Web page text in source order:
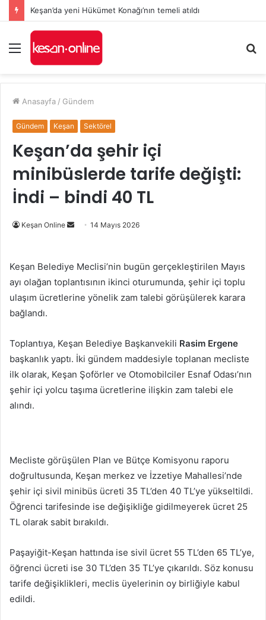
Keşan’da yeni Hükümet Konağı’nın temeli atıldı
Menü
...
Anasayfa / Gündem
Gündem Keşan Sektörel
Keşan’da şehir içi
minibüslerde tarife değişti:
İndi – bindi 40 TL
Keşan Online
Bir
göndermek
14 Mayıs 2026
Keşan Belediye Meclisi’nin bugün gerçekleştirilen Mayıs
ayı olağan toplantısının ikinci oturumunda, şehir içi toplu
ulaşım ücretlerine yönelik zam talebi görüşülerek karara
bağlandı.
Toplantıya, Keşan Belediye Başkanvekili Rasim Ergene
başkanlık yaptı. İki gündem maddesiyle toplanan mecliste
ilk olarak, Keşan Şoförler ve Otomobilciler Esnaf Odası’nın
şehir içi yolcu taşıma ücretlerine ilişkin zam talebi ele
alındı.
Mecliste görüşülen Plan ve Bütçe Komisyonu raporu
doğrultusunda, Keşan merkez ve İzzetiye Mahallesi’nde
şehir içi sivil minibüs ücreti 35 TL’den 40 TL’ye yükseltildi.
Öğrenci tarifesinde ise değişikliğe gidilmeyerek ücret 25
TL olarak sabit bırakıldı.
Paşayiğit-Keşan hattında ise sivil ücret 55 TL’den 65 TL’ye,
öğrenci ücreti ise 30 TL’den 35 TL’ye çıkarıldı. Söz konusu
tarife değişiklikleri, meclis üyelerinin oy birliğiyle kabul
edildi.